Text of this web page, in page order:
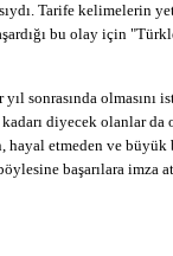
Tarife kelimelerin
bu olay için
sonrasında olmasını
diyecek olanlar
hayal etmeden ve
başarılara imza